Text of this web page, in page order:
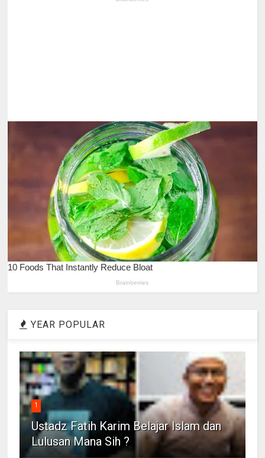
YEAR POPULAR
1
Ustadz Fatih Karim Belajar Islam dan
Lulusan Mana Sih ?